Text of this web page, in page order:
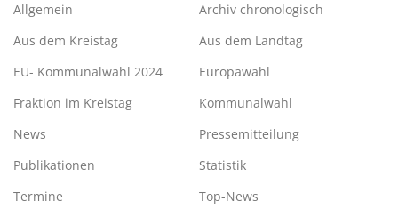
Allgemein
Archiv chronologisch
Aus dem Kreistag
Aus dem Landtag
EU- Kommunalwahl 2024
Europawahl
Fraktion im Kreistag
Kommunalwahl
News
Pressemitteilung
Publikationen
Statistik
Termine
Top-News